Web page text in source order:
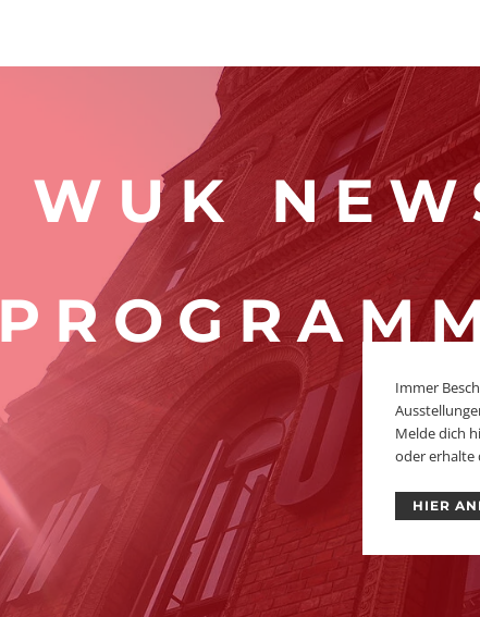
WUK
Immer
Melde dich
oder erhalte
HIER